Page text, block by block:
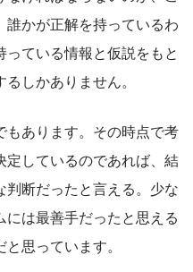
かが正解を持っているわ
ている情報と仮説をもと
しかありません。
もあります。その時点で考
定しているのであれば、結
断だったと言える。少な
には最善手だったと思える
思っています。